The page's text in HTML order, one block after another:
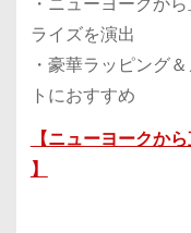
ライズを演出
・豪華ラッピング
トにおすすめ
【ニューヨークか
】